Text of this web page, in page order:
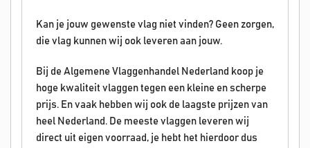
Kan je jouw gewenste vlag niet vinden? Geen zorgen,
die vlag kunnen wij ook leveren aan jouw.
Bij de Algemene Vlaggenhandel Nederland koop je
hoge kwaliteit vlaggen tegen een kleine en scherpe
prijs. En vaak hebben wij ook de laagste prijzen van
heel Nederland. De meeste vlaggen leveren wij
direct uit eigen voorraad, je hebt het hierdoor dus